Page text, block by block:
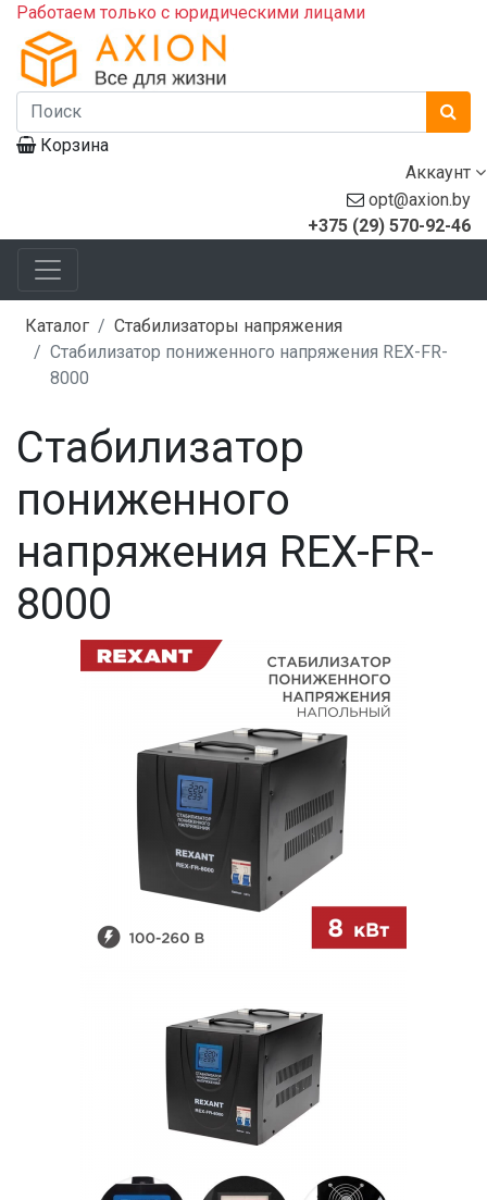
Работаем только с юридическими лицами
Корзина
Аккаунт
opt@axion.by
+375 (29) 570-92-46
Каталог
Стабилизаторы напряжения
Стабилизатор пониженного напряжения REX-FR-
8000
Стабилизатор
пониженного
напряжения REX-FR-
8000